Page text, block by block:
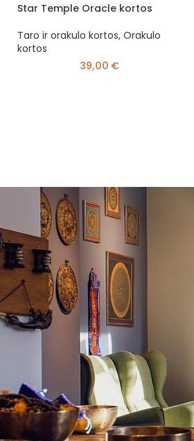
Star Temple Oracle kortos
Taro ir orakulo kortos, Orakulo
kortos
39,00 €